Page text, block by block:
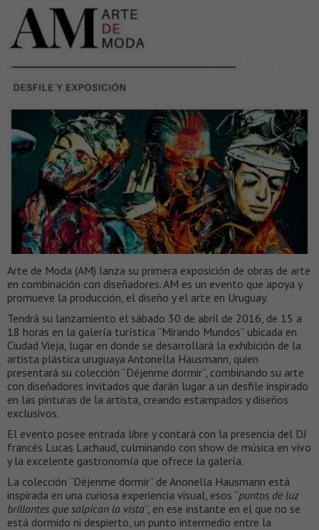
Arte de Moda (AM) lanza su primera exposición de obras de arte
en combinación con diseñadores. AM es un evento que apoya y
promueve la producción, el diseño y el arte en Uruguay.
Tendrá su lanzamiento el sábado 30 de abril de 2016, de 15 a
18 horas en la galería turística “Mirando Mundos” ubicada en
Ciudad Vieja, lugar en donde se desarrollará la exhibición de la
artista plástica uruguaya Antonella Hausmann, quien
presentará su colección “Déjenme dormir”, combinando su arte
con diseñadores invitados que darán lugar a un desfile inspirado
en las pinturas de la artista, creando estampados y diseños
exclusivos.
El evento posee entrada libre y contará con la presencia del DJ
francés Lucas Lachaud, culminando con show de música en vivo
y la excelente gastronomía que ofrece la galería.
La colección “Déjenme dormir” de Anonella Hausmann está
inspirada en una curiosa experiencia visual, esos “puntos de luz
brillantes que salpican la vista”, en ese instante en el que no se
está dormido ni despierto, un punto intermedio entre la